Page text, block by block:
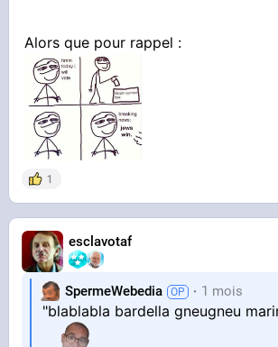
Alors que pour rappel :
1
esclavotaf
SpermeWebedia 1 mois
"blablabla bardella gneugneu